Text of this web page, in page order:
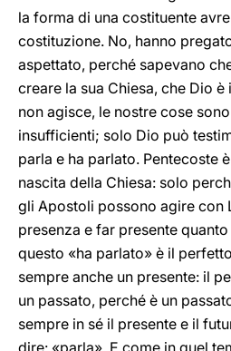
la forma di una costituente
costituzione. No, hanno
aspettato, perché sapevano
creare la sua Chiesa, che Dio
non agisce, le nostre cose
insufficienti; solo Dio può
parla e ha parlato. Pentecoste
nascita della Chiesa: solo
gli Apostoli possono agire con
presenza e far presente
questo «ha parlato» è il
sempre anche un presente: il
un passato, perché è un
sempre in sé il presente e il
dire: «parla». E come in quel